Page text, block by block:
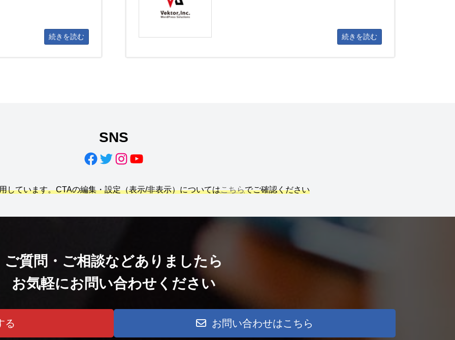
続きを読む 続きを読む
SNS
Facebook
Twitter
Instagram
YouTube
しています。CTAの編集・設定（表示/非表示）についてはこちらでご確認ください
ご質問・ご相談などありましたら
お気軽にお問い合わせください
る お問い合わせはこちら